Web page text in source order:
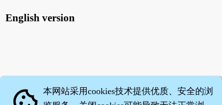
English version
本网站采用cookies技术提供优质、安全的浏